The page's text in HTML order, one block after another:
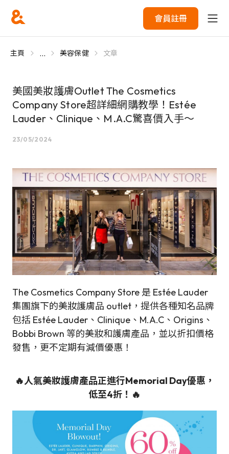
會員註冊
主頁 ... 美容保健 文章
美國美妝護膚Outlet The Cosmetics
Company Store超詳細網購教學！Estée
Lauder、Clinique、M.A.C驚喜價入手～
23/05/2024
The Cosmetics Company Store 是 Estée Lauder
集團旗下的美妝護膚品 outlet，提供各種知名品牌
包括 Estée Lauder、Clinique、M.A.C、Origins、
Bobbi Brown 等的美妝和護膚產品，並以折扣價格
發售，更不定期有減價優惠！
🔥人氣美妝護膚產品正進行Memorial Day優惠，
低至4折 ！🔥